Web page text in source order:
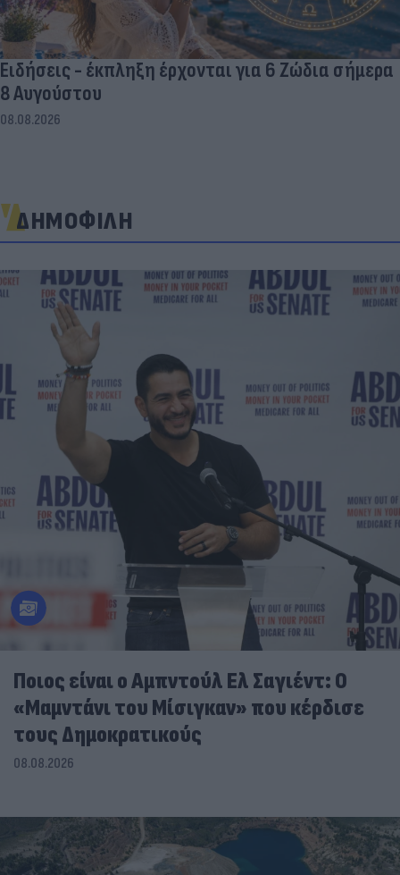
Ειδήσεις - έκπληξη έρχονται για 6 Ζώδια σήμερα
8 Αυγούστου
08.08.2026
ΔΗΜΟΦΙΛΗ
Ποιος είναι ο Αμπντούλ Ελ Σαγιέντ: Ο
«Μαμντάνι του Μίσιγκαν» που κέρδισε
τους Δημοκρατικούς
08.08.2026